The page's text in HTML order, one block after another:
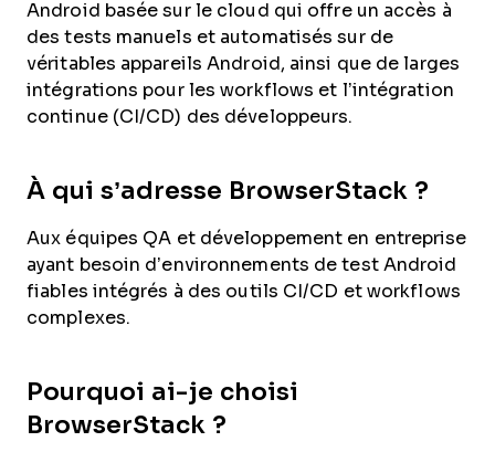
Android basée sur le cloud qui offre un accès à
des tests manuels et automatisés sur de
véritables appareils Android, ainsi que de larges
intégrations pour les workflows et l’intégration
continue (CI/CD) des développeurs.
À qui s’adresse BrowserStack ?
Aux équipes QA et développement en entreprise
ayant besoin d’environnements de test Android
fiables intégrés à des outils CI/CD et workflows
complexes.
Pourquoi ai-je choisi
BrowserStack ?